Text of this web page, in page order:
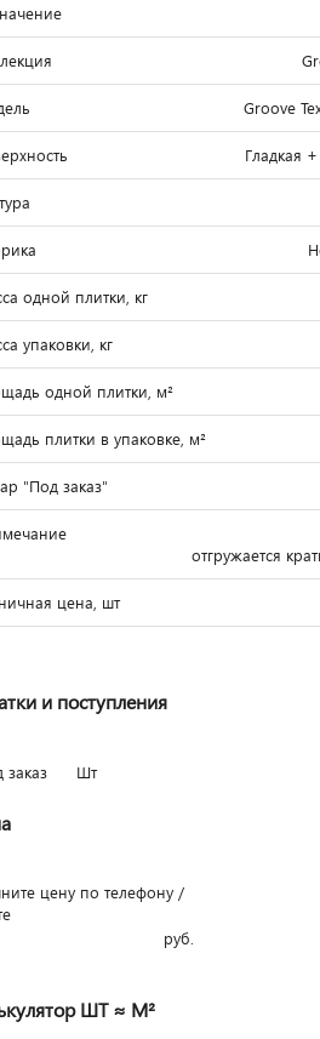
Groove
Гладкая
одной плитки, кг
упаковки, кг
одной плитки, м²
плитки в упаковке, м²
"Под заказ"
отгружается
цена, шт
и поступления
заказ Шт
цену по телефону /
руб.
ШТ ≈ М²